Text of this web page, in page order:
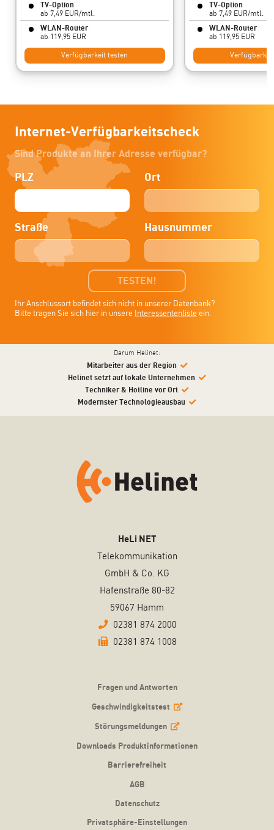
TV-Option
ab 7,49 EUR/mtl.
WLAN-Router
ab 119,95 EUR
Verfügbarkeit testen
TV-Option
ab 7,49 EUR/mtl.
WLAN-Router
ab 119,95 EUR
Internet-Verfügbarkeitscheck
Sind Produkte an Ihrer Adresse verfügbar?
PLZ Ort
Straße Hausnummer
TESTEN!
Ihr Anschlussort befindet sich nicht in unserer Datenbank?
Bitte tragen Sie sich hier in unsere
Interessentenliste ein.
Darum Helinet:
Mitarbeiter aus der Region
Helinet setzt auf lokale Unternehmen
Techniker & Hotline vor Ort
Modernster Technologieausbau
HeLi NET
Telekommunikation
GmbH & Co. KG
Hafenstraße 80-82
59067 Hamm
02381 874 2000
02381 874 1008
Fragen und Antworten
Geschwindigkeitstest
Störungsmeldungen
Downloads Produktinformationen
Barrierefreiheit
AGB
Datenschutz
Privatsphäre-Einstellungen